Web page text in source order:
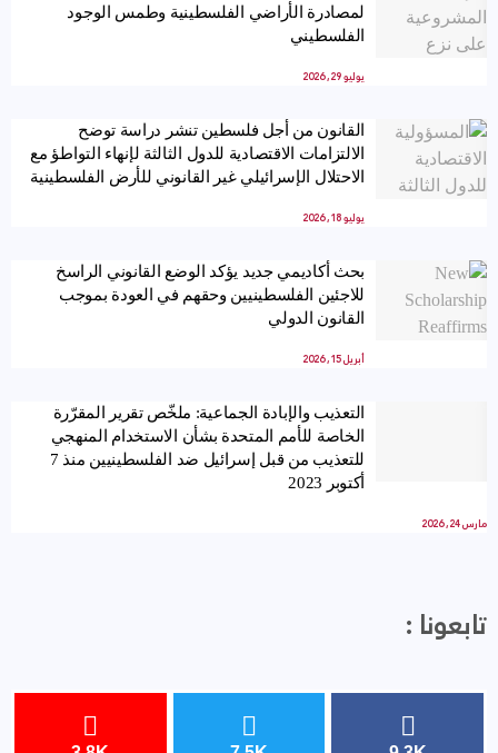
لمصادرة الأراضي الفلسطينية وطمس الوجود
الفلسطيني
يوليو 29, 2026
القانون من أجل فلسطين تنشر دراسة توضح
الالتزامات الاقتصادية للدول الثالثة لإنهاء التواطؤ مع
الاحتلال الإسرائيلي غير القانوني للأرض الفلسطينية
يوليو 18, 2026
بحث أكاديمي جديد يؤكد الوضع القانوني الراسخ
للاجئين الفلسطينيين وحقهم في العودة بموجب
القانون الدولي
أبريل 15, 2026
التعذيب والإبادة الجماعية: ملخّص تقرير المقرّرة
الخاصة للأمم المتحدة بشأن الاستخدام المنهجي
للتعذيب من قبل إسرائيل ضد الفلسطينيين منذ 7
أكتوبر 2023
مارس 24, 2026
تابعونا :